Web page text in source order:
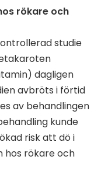
rökare och
studie
dagligen
avbröts i förtid
av behandlingen
kunde
risk att dö i
hos rökare och